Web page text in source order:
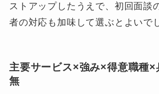
ストアップしたうえで、初回面談
者の対応も加味して選ぶとよいで
主要サービス×強み×得意職種×
無